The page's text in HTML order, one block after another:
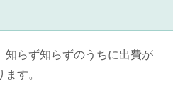
知らず知らずのうちに出費が
す。